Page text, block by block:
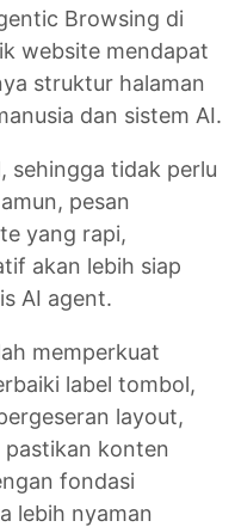
Browsing di
website mendapat
struktur halaman
dan sistem AI.
sehingga tidak perlu
pesan
yang rapi,
akan lebih siap
AI agent.
memperkuat
label tombol,
layout,
pastikan konten
fondasi
lebih nyaman